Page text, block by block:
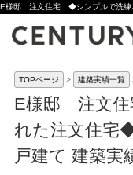
TOPページ 建築実績一覧
E様邸 注文
れた注文住宅
戸建て 建築実